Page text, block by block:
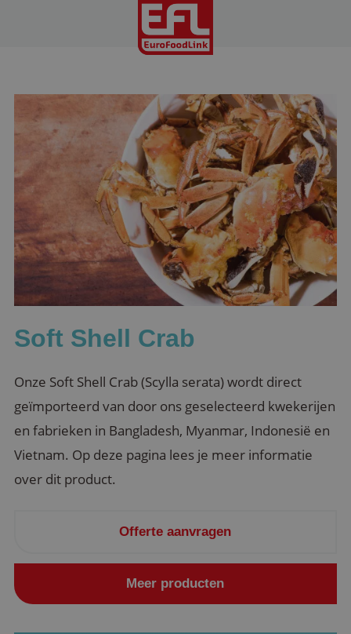
Soft Shell Crab
Onze Soft Shell Crab (Scylla serata) wordt direct
geïmporteerd van door ons geselecteerd kwekerijen
en fabrieken in Bangladesh, Myanmar, Indonesië en
Vietnam. Op deze pagina lees je meer informatie
over dit product.
Offerte aanvragen
Meer producten